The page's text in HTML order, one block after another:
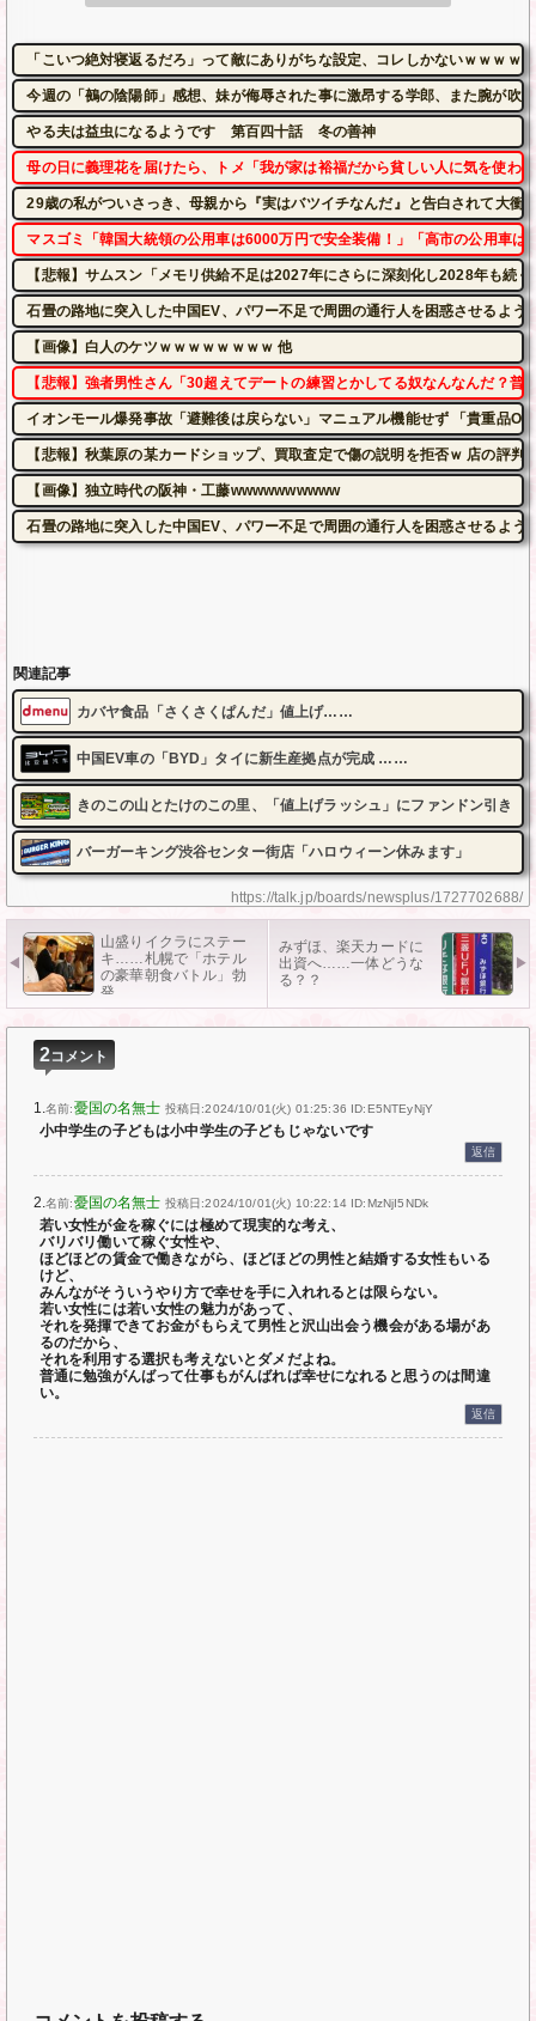
https://talk.jp/boards/newsplus/1727702688/
「こいつ絶対寝返るだろ」って敵にありがちな設定、コレしかないｗｗｗｗ
今週の「鵺の陰陽師」感想、妹が侮辱された事に激昂する学郎、また腕が吹
やる夫は益虫になるようです 第百四十話 冬の善神
母の日に義理花を届けたら、トメ「我が家は裕福だから貧しい人に気を使
29歳の私がついさっき、母親から『実はバツイチなんだ』と告白されて大衝
マスゴミ「韓国大統領の公用車は6000万円で安全装備！」「高市の公用車は
【悲報】サムスン「メモリ供給不足は2027年にさらに深刻化し2028年も続く
石畳の路地に突入した中国EV、パワー不足で周囲の通行人を困惑させるよ
【画像】白人のケツｗｗｗｗｗｗｗｗ 他
【悲報】強者男性さん「30超えてデートの練習とかしてる奴なんなんだ？普
イオンモール爆発事故「避難後は戻らない」マニュアル機能せず 「貴重品
【悲報】秋葉原の某カードショップ、買取査定で傷の説明を拒否ｗ 店の評
【画像】独立時代の阪神・工藤wwwwwwwwww
石畳の路地に突入した中国EV、パワー不足で周囲の通行人を困惑させるよ
関連記事
カバヤ食品「さくさくぱんだ」値上げ……
中国EV車の「BYD」タイに新生産拠点が完成 ……
きのこの山とたけのこの里、「値上げラッシュ」にファンドン引き
バーガーキング渋谷センター街店「ハロウィーン休みます」
山盛りイクラにステー
キ……札幌で「ホテル
の豪華朝食バトル」勃
発
みずほ、楽天カードに
出資へ……一体どうな
る？？
2コメント
1.名前:憂国の名無士 投稿日:2024/10/01(火) 01:25:36 ID:E5NTEyNjY
小中学生の子どもは小中学生の子どもじゃないです
返信
2.名前:憂国の名無士 投稿日:2024/10/01(火) 10:22:14 ID:MzNjI5NDk
若い女性が金を稼ぐには極めて現実的な考え、
バリバリ働いて稼ぐ女性や、
ほどほどの賃金で働きながら、ほどほどの男性と結婚する女性もいる
けど、
みんながそういうやり方で幸せを手に入れれるとは限らない。
若い女性には若い女性の魅力があって、
それを発揮できてお金がもらえて男性と沢山出会う機会がある場があ
るのだから、
それを利用する選択も考えないとダメだよね。
普通に勉強がんばって仕事もがんばれば幸せになれると思うのは間違
い。
返信